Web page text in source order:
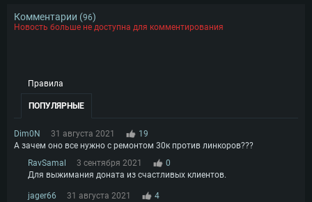
Комментарии (96)
Новость больше не доступна для комментирования
Правила
ПОПУЛЯРНЫЕ
Dim0N 31 августа 2021
19
А зачем оно все нужно с ремонтом 30к против линкоров???
RavSamal
3 сентября 2021
0
Для выжимания доната из счастливых клиентов.
jager66 31 августа 2021
4